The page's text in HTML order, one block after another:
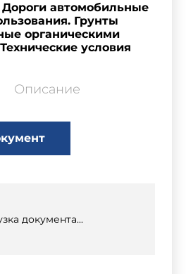
автомобильные
Грунты
органическими
условия
Описание
документа...